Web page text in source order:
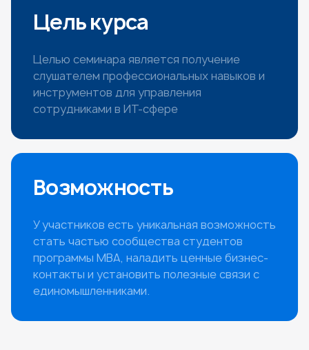
Цель курса
Целью семинара является получение
слушателем профессиональных навыков и
инструментов для управления
сотрудниками в ИТ-сфере
Возможность
У участников есть уникальная возможность
стать частью сообщества студентов
программы MBA, наладить ценные бизнес-
контакты и установить полезные связи с
единомышленниками.